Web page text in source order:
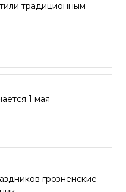
традиционным
1 мая
грозненские